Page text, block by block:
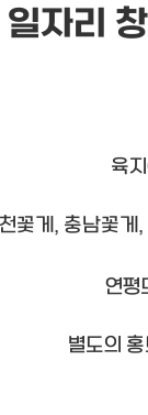
일자리
육
꽃게, 충남꽃게
연평
별도의